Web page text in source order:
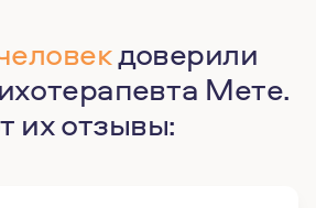
доверили
Мете.
их отзывы: